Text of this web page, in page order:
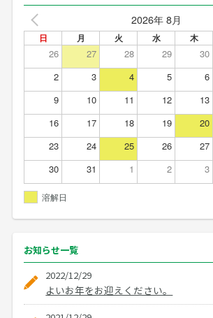
2026年 8月
日 月 火 水 木
26 27 28 29 30
2
3 4 5 6
9
10 11 12 13
16
17 18 19 20
23
24 25 26 27
30
31 1 2 3
溶解日
お知らせ一覧
2022/12/29
よいお年をお迎えください。